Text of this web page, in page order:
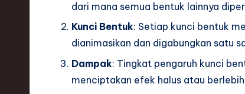
dari mana semua bentuk lainnya
Kunci Bentuk: Setiap kunci bentuk
dianimasikan dan digabungkan satu
Dampak: Tingkat pengaruh kunci
menciptakan efek halus atau